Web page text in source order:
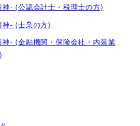
- (公認会計士・税理士の方)
- (士業の方)
- (金融機関・保険会社・内装業